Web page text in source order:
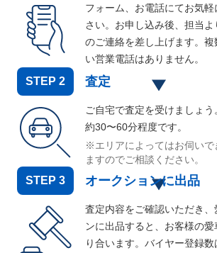
フォーム、お電話にてお気
さい。お申し込み後、担当
のご連絡を差し上げます。複
い営業電話はありません。
STEP 2 査定
ご自宅で査定を受けましょ
約30〜60分程度です。
※エリアによってはお伺いで
ますのでご相談ください。
STEP 3 オークションに出品
査定内容をご確認いただき、
ンに出品すると、お客様の
り合います。バイヤー登録数